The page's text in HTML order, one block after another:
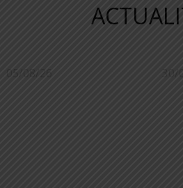
05/08/26 30/